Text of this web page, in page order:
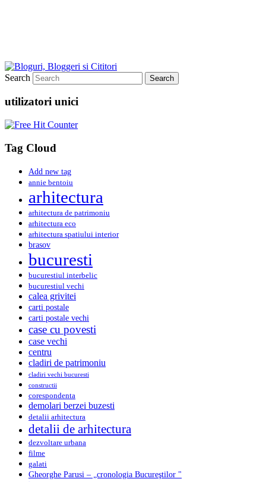
Search
utilizatori unici
Tag Cloud
Add new tag
annie bentoiu
arhitectura
arhitectura de patrimoniu
arhitectura eco
arhitectura spatiului interior
brasov
bucuresti
bucurestiul interbelic
bucurestiul vechi
calea grivitei
carti postale
carti postale vechi
case cu povesti
case vechi
centru
cladiri de patrimoniu
cladiri vechi bucuresti
constructii
corespondenta
demolari berzei buzesti
detalii arhitectura
detalii de arhitectura
dezvoltare urbana
filme
galati
Gheorghe Parusi – „cronologia Bucureştilor "